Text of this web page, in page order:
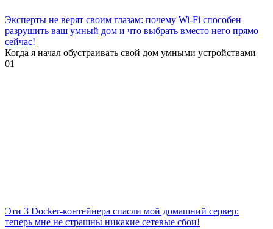
Эксперты не верят своим глазам: почему Wi-Fi способен
разрушить ваш умный дом и что выбрать вместо него прямо
сейчас!
Когда я начал обустраивать свой дом умными устройствами
01
Эти 3 Docker-контейнера спасли мой домашний сервер:
теперь мне не страшны никакие сетевые сбои!